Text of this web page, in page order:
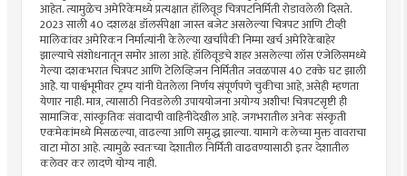
आहेत. त्यामुळेच अमेरिकेमध्ये प्रत्यक्षात हॉलिवूड चित्रपटनिर्मिती रोडावलेली दिसते.
2023 साली 40 दशलक्ष डॉलर्सपेक्षा जास्त बजेट असलेल्या चित्रपट आणि टीव्ही
मालिकांवर अमेरिकन निर्मात्यांनी केलेल्या खर्चापैकी निम्मा खर्च अमेरिकेबाहेर
झाल्याचे संशोधनातून समोर आला आहे. हॉलिवूडचे शहर असलेल्या लॉस एंजेलिसमध्ये
गेल्या दशकभरात चित्रपट आणि टेलिव्हिजन निर्मितीत जवळपास 40 टक्के घट झाली
आहेे. या पार्श्वभूमीवर ट्रम्प यांनी घेतलेला निर्णय संपूर्णपणे चुकीचा आहे, असेही म्हणता
येणार नाही. मात्र, त्यासाठी निवडलेली उपाययोजना अयोग्य अशीच! चित्रपटसृष्टी ही
सामाजिक, सांस्कृतिक संवादाची वाहिनीदेखील आहे. जगभरातील अनेक संस्कृती
एकमेकांमध्ये मिसळल्या, वाढल्या आणि समृद्ध झाल्या. यामागे कलेच्या मुक्त वावराचा
वाटा मोठा आहे. त्यामुळे स्वतःच्या देशातील निर्मिती वाढवण्यासाठी इतर देशातील
कलेवर कर लादणे योग्य नाही.